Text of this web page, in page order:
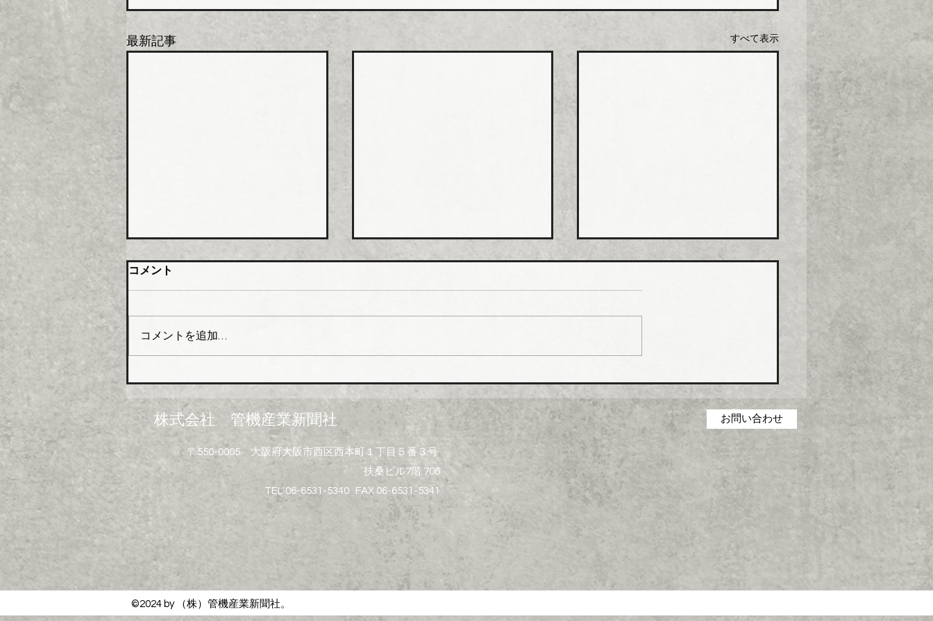
最新記事 すべて表示
大阪管材組合 石油由来製品
の対策要望書を近畿経済産業
局へ
組合員企業１０４社を対象に
「中東情勢の変化に伴う供給不
米国・イスラエルのイランへ
の軍事攻撃は中東情勢の悪化を
招き、日本経済に深刻なダメー
ジを与えている。原油・ナフサ
を原料とする配管資材や建設資
材で急激な価格高騰と供給不安
といった影響が広がっている。
塩ビ製品、断熱材、塗料、シン
ナー溶剤
ヒトミを完全子会社化、ヒト
ミ新社長に七條智氏就任
ホーコス グリース阻集器・
値上げ
一部製品について価格改定（値
製造の合理化・コストダウン・
経費低減に取り組んできたが、
昨今の原材料・エネルギーコス
トの高騰を吸収することができ
ず、一部製品の価格改定（値上
げ）に踏み切った。 対象とな
る製品は、グリース阻集器、排
水桝、オイル阻集器、その他阻
集器類、空調機用ドレントラッ
プ、設
コメント
コメントを追加…
株式会社 管機産業新聞社 お問い合わせ
〒550-0005 大阪府大阪市西区西本町１丁目５番３号
扶桑ビル7階 706
TEL 06-6531-5340 FAX 06-6531-5341
©2024 by （株）管機産業新聞社。